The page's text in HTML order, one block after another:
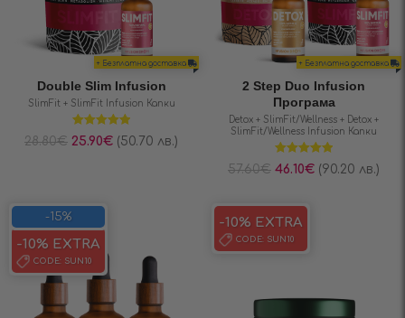
+ Безплатна доставка
Double Slim Infusion
SlimFit + SlimFit Infusiоn Капки
Оценено на
5.00от 5
28.80€ 25.90€ (50.70 лв.)
+ Безплатна доставка
2 Step Duo Infusion
Програма
Detox + SlimFit/Wellness + Detox +
SlimFit/Wellness Infusiоn Капки
Оценено на
5.00от 5
57.60€ 46.10€ (90.20 лв.)
-15%
-10% EXTRA
CODE: SUN10
-10% EXTRA
CODE: SUN10